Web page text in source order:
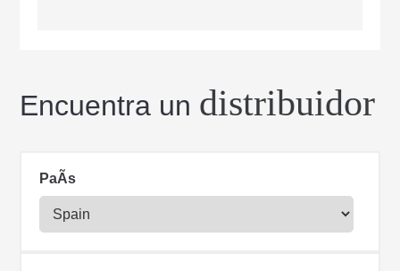
Encuentra un distribuidor
PaÃ­s